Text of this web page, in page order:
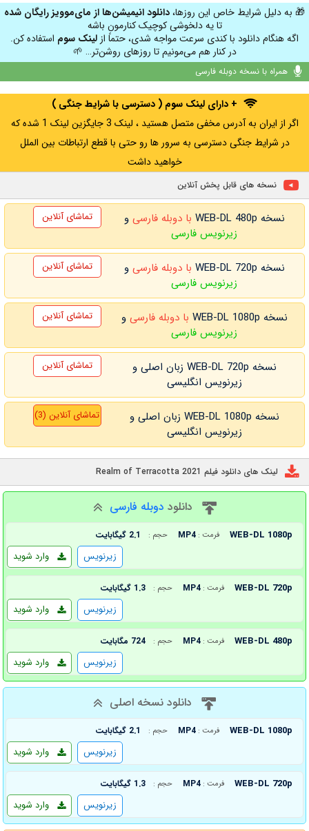
🎁 به دلیل شرایط خاص این روزها،دانلود انیمیشن‌ها از مای‌موویز رایگان شده
تا یه دلخوشی کوچیک کنارمون باشه
اگه هنگام دانلود با کندی سرعت مواجه شدی، حتماً از لینک سوم استفاده کن.
در کنار هم می‌مونیم تا روزهای روشن‌تر… 🌱
همراه با نسخه دوبله فارسی
+ دارای لینک سوم ( دسترسی با شرایط جنگی )
اگر از ایران به آدرس مخفی متصل هستید ، لینک 3 جایگزین لینک 1 شده که
در شرایط جنگی دسترسی به سرور ها رو حتی با قطع ارتباطات بین الملل
خواهید داشت
نسخه های قابل پخش آنلاین
نسخه WEB-DL 480p با دوبله فارسی و
زیرنویس فارسی
تماشای آنلاین
نسخه WEB-DL 720p با دوبله فارسی و
زیرنویس فارسی
تماشای آنلاین
نسخه WEB-DL 1080p با دوبله فارسی و
زیرنویس فارسی
تماشای آنلاین
نسخه WEB-DL 720p زبان اصلی و
زیرنویس انگلیسی
تماشای آنلاین
نسخه WEB-DL 1080p زبان اصلی و
زیرنویس انگلیسی
تماشای آنلاین (3)
لینک های دانلود فیلم Realm of Terracotta 2021
دانلود دوبله فارسی
WEB-DL 1080p فرمت : MP4 حجم : 2.1 گیگابایت
وارد شوید زیرنویس
WEB-DL 720p فرمت : MP4 حجم : 1.3 گیگابایت
وارد شوید زیرنویس
WEB-DL 480p فرمت : MP4 حجم : 724 مگابایت
وارد شوید زیرنویس
دانلود نسخه اصلی
WEB-DL 1080p فرمت : MP4 حجم : 2.1 گیگابایت
وارد شوید زیرنویس
WEB-DL 720p فرمت : MP4 حجم : 1.3 گیگابایت
وارد شوید زیرنویس